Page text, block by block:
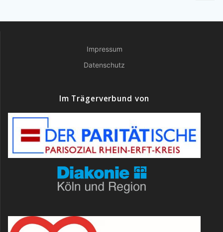
Impressum
Datenschutz
Im Trägerverbund von